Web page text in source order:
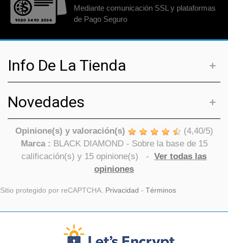
Mediante comunicación SSL y plataformas
de Pago Seguro
Info De La Tienda
Novedades
Opinione(s) y valoración(s) (4,40/5)
Marca : BLACK DIAMOND- Sobre la base de 15
calificación(s) y 15 opinione(s) - Ver todas las
opiniones
Sitio protegido por reCAPTCHA. Privacidad - Términos